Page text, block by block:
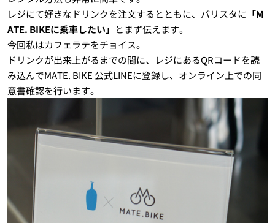
レジにて好きなドリンクを注文するとともに、バリスタに 「M
ATE. BIKEに乗車したい」 とまず伝えます。
今回私はカフェラテをチョイス。
ドリンクが出来上がるまでの間に、レジにあるQRコードを読
み込んでMATE. BIKE 公式LINEに登録し、オンライン上での同
意書確認を行います。